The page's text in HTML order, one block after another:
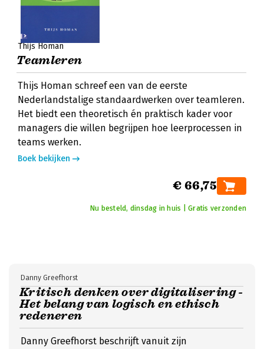
Thijs Homan
Teamleren
Thijs Homan schreef een van de eerste
Nederlandstalige standaardwerken over teamleren.
Het biedt een theoretisch én praktisch kader voor
managers die willen begrijpen hoe leerprocessen in
teams werken.
Boek bekijken
€ 66,75
Nu besteld, dinsdag in huis | Gratis verzonden
Kritisch denken over digitalisering -
Het belang van logisch en ethisch
redeneren
Danny Greefhorst
Danny Greefhorst beschrijft vanuit zijn